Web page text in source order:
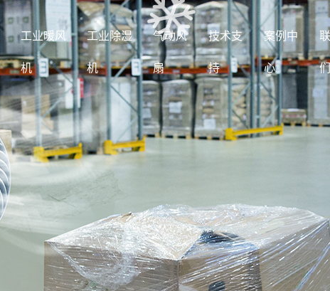
工业暖风
机
工业除湿
机
气动风
扇
技术支
持
案例中
心